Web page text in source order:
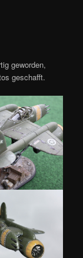
geworden,
geschafft.